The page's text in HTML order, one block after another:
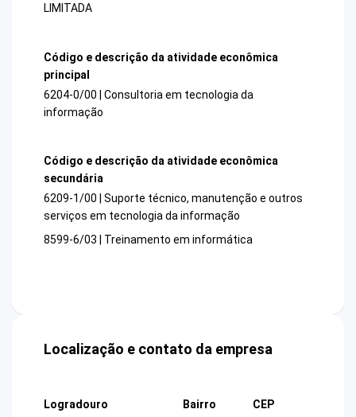
LIMITADA
Código e descrição da atividade econômica
principal
6204-0/00 | Consultoria em tecnologia da
informação
Código e descrição da atividade econômica
secundária
6209-1/00 | Suporte técnico, manutenção e outros
serviços em tecnologia da informação
8599-6/03 | Treinamento em informática
Localização e contato da empresa
Logradouro
Bairro
CEP